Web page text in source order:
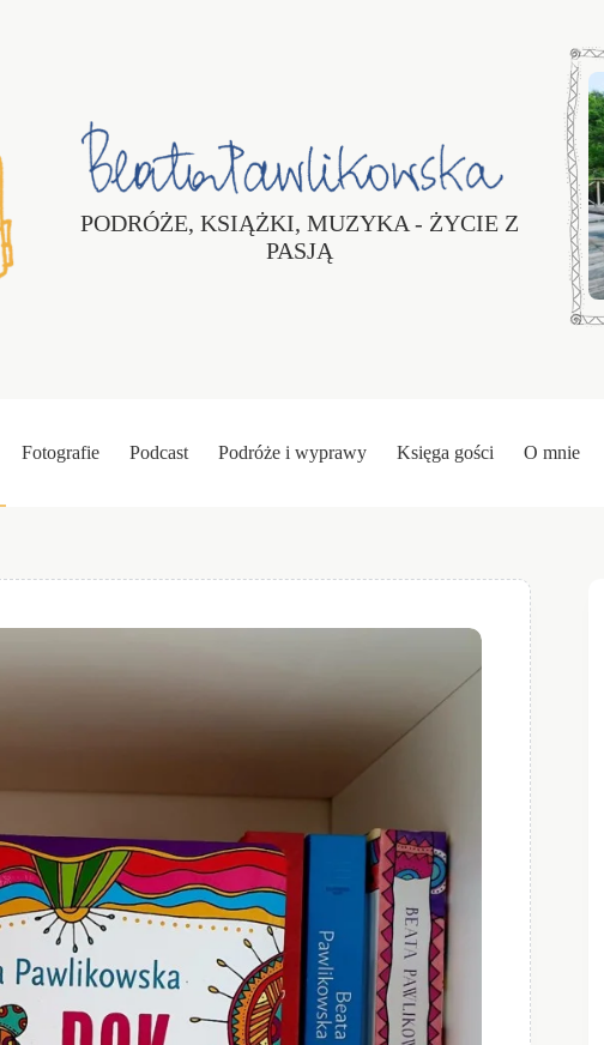
PODRÓŻE, KSIĄŻKI, MUZYKA - ŻYCIE Z
PASJĄ
Fotografie Podcast Podróże i wyprawy Księga gości O mnie